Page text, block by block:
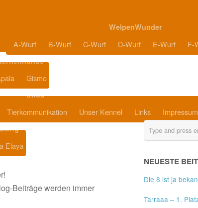
WelpenWunder
A-Wurf B-Wurf C-Wurf D-Wurf E-Wurf F-
Gismo
Infos
Tierkommunikation Unser Kennel Links Impressum
Elaya
Beiträge werden immer
NEUESTE
Die 8 ist ja
Tarraaa – 1.